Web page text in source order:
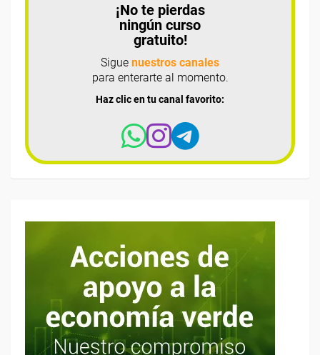
¡No te pierdas
ningún curso
gratuito!
Sigue nuestros canales
para enterarte al momento.
Haz clic en tu canal favorito: